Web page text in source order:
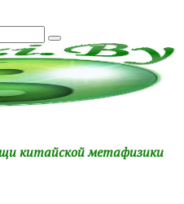
китайской метафизики